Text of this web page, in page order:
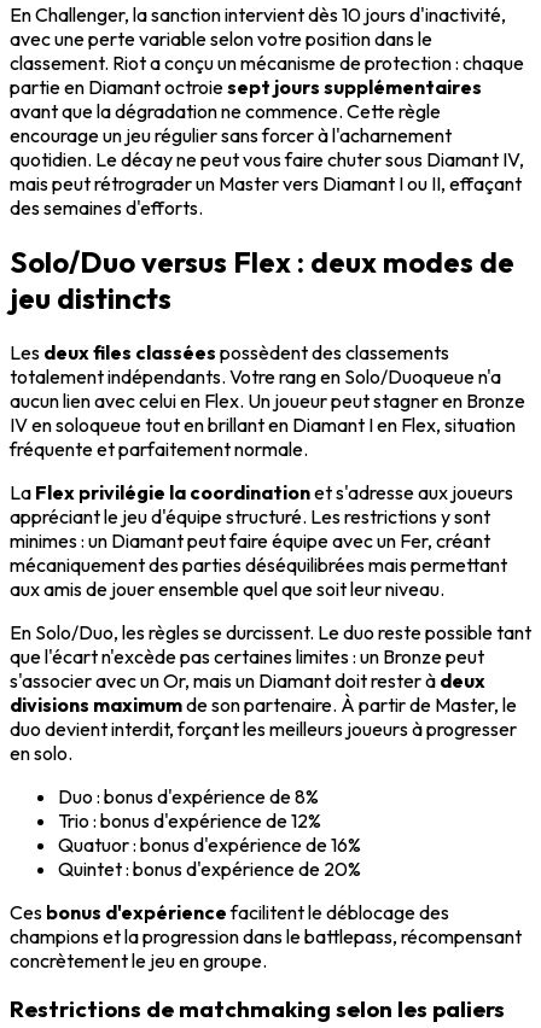
En Challenger, la sanction intervient dès 10 jours d'inactivité,
avec une perte variable selon votre position dans le
classement. Riot a conçu un mécanisme de protection : chaque
partie en Diamant octroiesept jours supplémentaires
avant que la dégradation ne commence. Cette règle
encourage un jeu régulier sans forcer à l'acharnement
quotidien. Le décay ne peut vous faire chuter sous Diamant IV,
mais peut rétrograder un Master vers Diamant I ou II, effaçant
des semaines d'efforts.
Solo/Duo versus Flex : deux modes de
jeu distincts
Les deux files classées possèdent des classements
totalement indépendants. Votre rang en Solo/Duoqueue n'a
aucun lien avec celui en Flex. Un joueur peut stagner en Bronze
IV en soloqueue tout en brillant en Diamant I en Flex, situation
fréquente et parfaitement normale.
La Flex privilégie la coordinationet s'adresse aux joueurs
appréciant le jeu d'équipe structuré. Les restrictions y sont
minimes : un Diamant peut faire équipe avec un Fer, créant
mécaniquement des parties déséquilibrées mais permettant
aux amis de jouer ensemble quel que soit leur niveau.
En Solo/Duo, les règles se durcissent. Le duo reste possible tant
que l'écart n'excède pas certaines limites : un Bronze peut
s'associer avec un Or, mais un Diamant doit rester à deux
divisions maximumde son partenaire. À partir de Master, le
duo devient interdit, forçant les meilleurs joueurs à progresser
en solo.
Duo : bonus d'expérience de 8%
Trio : bonus d'expérience de 12%
Quatuor : bonus d'expérience de 16%
Quintet : bonus d'expérience de 20%
Ces bonus d'expériencefacilitent le déblocage des
champions et la progression dans le battlepass, récompensant
concrètement le jeu en groupe.
Restrictions de matchmaking selon les paliers